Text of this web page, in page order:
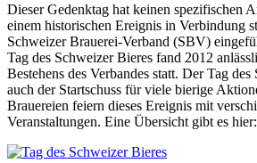
Dieser Gedenktag hat keinen spezifischen
einem historischen Ereignis in Verbindung
Schweizer Brauerei-Verband (SBV)
Tag des Schweizer Bieres fand 2012
Bestehens des Verbandes statt. Der Tag
auch der Startschuss für viele bierige
Brauereien feiern dieses Ereignis mit
Veranstaltungen. Eine Übersicht gibt es hier: